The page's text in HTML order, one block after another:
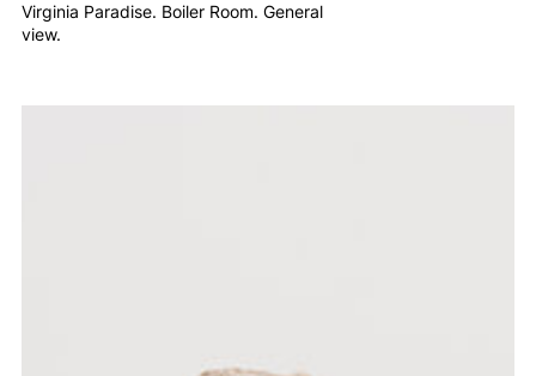
Virginia Paradise. Boiler Room. General
view.